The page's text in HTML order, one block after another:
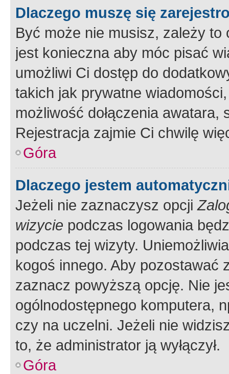
Dlaczego muszę się
Być może nie musisz, zależy
jest konieczna aby móc pisać
umożliwi Ci dostęp do
takich jak prywatne
możliwość dołączenia
Rejestracja zajmie Ci chwilę
Góra
Dlaczego jestem
Jeżeli nie zaznaczysz opcji
wizycie podczas logowania
podczas tej wizyty.
kogoś innego. Aby pozostawać
zaznacz powyższą opcję. Nie
ogólnodostępnego komputera,
czy na uczelni. Jeżeli nie
to, że administrator ją wyłączył.
Góra